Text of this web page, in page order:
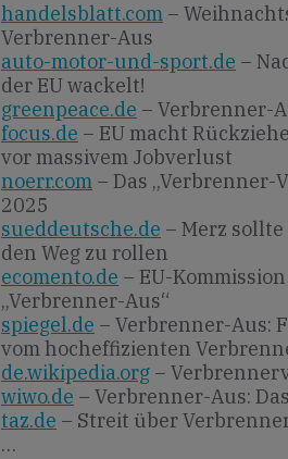
handelsblatt.com –
Verbrenner-Aus
auto-motor-und-sport.de –
der EU wackelt!
greenpeace.de – Verbrenner-
focus.de – EU macht
vor massivem Jobverlust
noerr.com – Das „Verbrenner-
2025
sueddeutsche.de – Merz
den Weg zu rollen
ecomento.de – EU-
„Verbrenner-Aus“
spiegel.de – Verbrenner-Aus:
vom hocheffizienten
de.wikipedia.org –
wiwo.de – Verbrenner-Aus:
taz.de – Streit über
…